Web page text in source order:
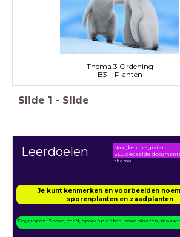
Thema 3 Ordening
B3 Planten
Slide 1 - Slide
Leerdoelen
Je kunt kenmerken en voorbeelden
sporenplanten en zaadplanten
Begrippen: Spore, zaad, sporenplanten, zaadplanten,
Nakijken: Magister
ELO gedeelde
thema